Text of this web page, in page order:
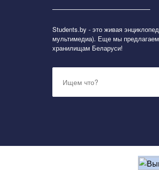
Students.by - это живая
мультимедиа). Еще мы
хранилищам Беларуси!